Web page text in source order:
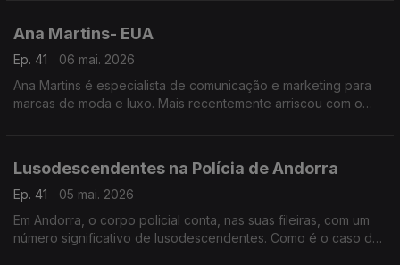
Ana Martins- EUA
Ep. 41
06 mai. 2026
Ana Martins é especialista de comunicação e marketing para
marcas de moda e luxo. Mais recentemente arriscou com o
Lusodescendentes na Polícia de Andorra
Ep. 41
05 mai. 2026
Em Andorra, o corpo policial conta, nas suas fileiras, com um
número significativo de lusodescendentes. Como é o caso de